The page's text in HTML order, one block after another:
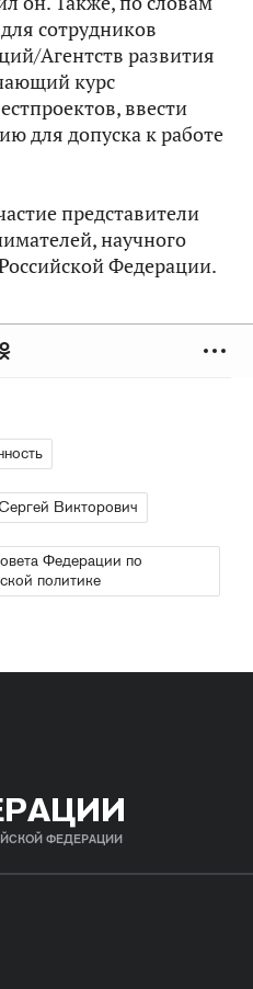
для сотрудников
Агентств развития
курс
ввести
для допуска к работе
представители
научного
Федерации.
Викторович
Федерации по
политике
ФЕДЕРАЦИИ